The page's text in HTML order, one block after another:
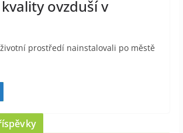
ovzduší v
prostředí nainstalovali po městě